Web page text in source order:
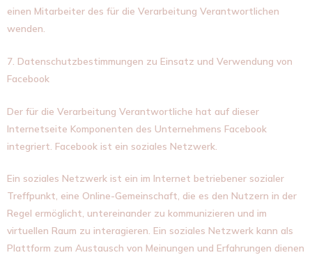
einen Mitarbeiter des für die Verarbeitung Verantwortlichen
wenden.
7. Datenschutzbestimmungen zu Einsatz und Verwendung von
Facebook
Der für die Verarbeitung Verantwortliche hat auf dieser
Internetseite Komponenten des Unternehmens Facebook
integriert. Facebook ist ein soziales Netzwerk.
Ein soziales Netzwerk ist ein im Internet betriebener sozialer
Treffpunkt, eine Online-Gemeinschaft, die es den Nutzern in der
Regel ermöglicht, untereinander zu kommunizieren und im
virtuellen Raum zu interagieren. Ein soziales Netzwerk kann als
Plattform zum Austausch von Meinungen und Erfahrungen dienen